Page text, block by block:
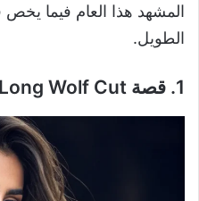
المشهد هذا العام فيما
الطويل.
1. قصة Long Wolf Cut الطويلة